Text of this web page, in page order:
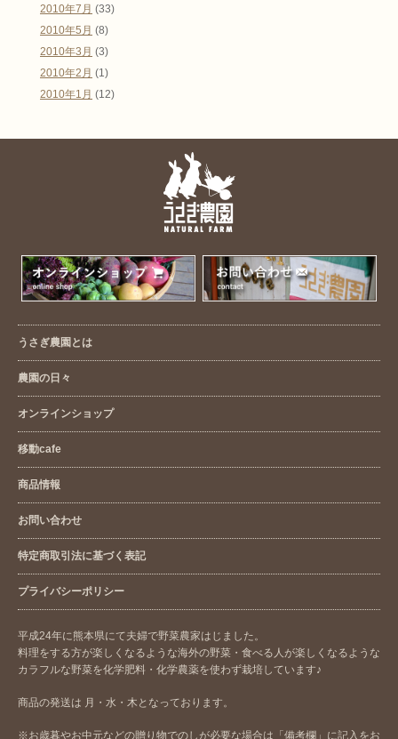
2010年7月 (33)
2010年5月 (8)
2010年3月 (3)
2010年2月 (1)
2010年1月 (12)
うさぎ農園とは
農園の日々
オンラインショップ
移動cafe
商品情報
お問い合わせ
特定商取引法に基づく表記
プライバシーポリシー
平成24年に熊本県にて夫婦で野菜農家はじました。
料理をする方が楽しくなるような海外の野菜・食べる人が楽しくなるような
カラフルな野菜を化学肥料・化学農薬を使わず栽培しています♪
商品の発送は 月・水・木となっております。
※お歳暮やお中元などの贈り物でのしが必要な場合は「備考欄」に記入をお